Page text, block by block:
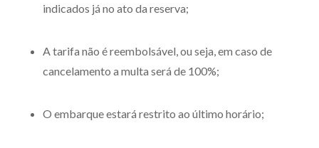
indicados já no ato da reserva;
A tarifa não é reembolsável, ou seja, em caso de
cancelamento a multa será de 100%;
O embarque estará restrito ao último horário;